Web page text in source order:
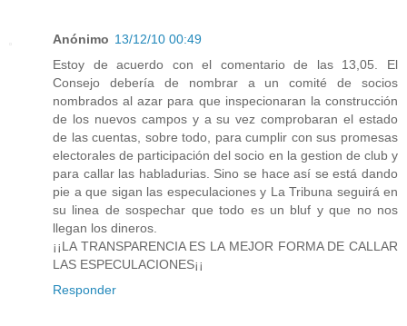
Anónimo 13/12/10 00:49
Estoy de acuerdo con el comentario de las 13,05. El
Consejo debería de nombrar a un comité de socios
nombrados al azar para que inspecionaran la construcción
de los nuevos campos y a su vez comprobaran el estado
de las cuentas, sobre todo, para cumplir con sus promesas
electorales de participación del socio en la gestion de club y
para callar las habladurias. Sino se hace así se está dando
pie a que sigan las especulaciones y La Tribuna seguirá en
su linea de sospechar que todo es un bluf y que no nos
llegan los dineros.
¡¡LA TRANSPARENCIA ES LA MEJOR FORMA DE CALLAR
LAS ESPECULACIONES¡¡
Responder